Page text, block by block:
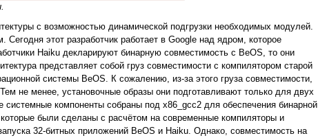
с возможностью динамической подгрузки необходимых модулей.
Сегодня этот разработчик работает в Google над ядром, которое
Haiku декларируют бинарную совместимость с BeOS, то они
представляет собой груз совместимости с компилятором старой
системы BeOS. К сожалению, из-за этого груза совместимости,
не менее, установочные образы они подготавливают только для двух
компоненты собраны под x86_gcc2 для обеспечения бинарной
были сделаны с расчётом на современные компиляторы и
32-битных приложений BeOS и Haiku. Однако, совместимость на